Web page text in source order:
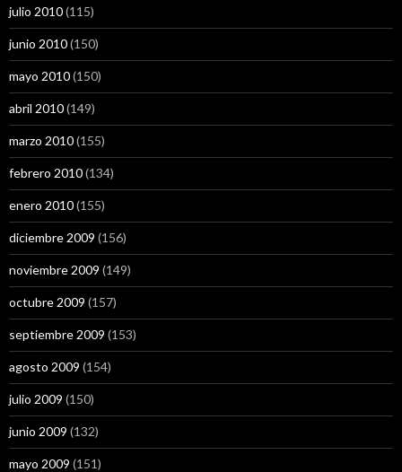
julio 2010(115)
junio 2010(150)
mayo 2010(150)
abril 2010(149)
marzo 2010(155)
febrero 2010(134)
enero 2010(155)
diciembre 2009 (156)
noviembre 2009 (149)
octubre 2009 (157)
septiembre 2009 (153)
agosto 2009 (154)
julio 2009 (150)
junio 2009 (132)
mayo 2009 (151)